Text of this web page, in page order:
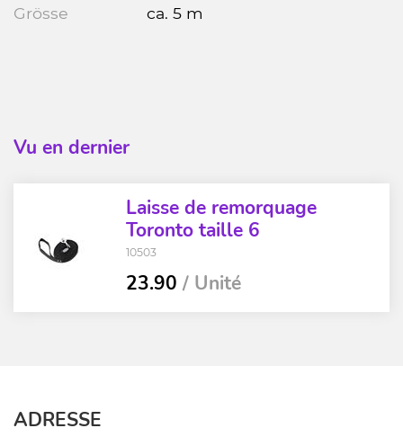
Grösse
ca. 5 m
Vu en dernier
Laisse de remorquage
Toronto taille 6
10503
23.90 / Unité
ADRESSE